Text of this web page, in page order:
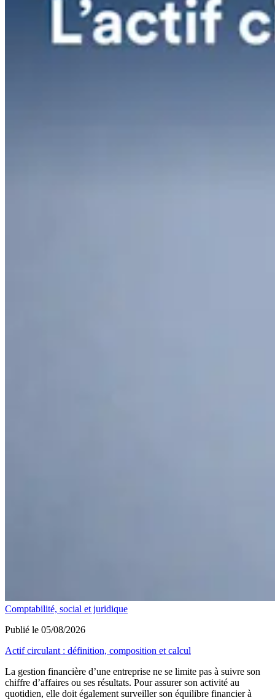
Comptabilité, social et juridique
Publié le 05/08/2026
Actif circulant : définition, composition et calcul
La gestion financière d’une entreprise ne se limite pas à suivre son
chiffre d’affaires ou ses résultats. Pour assurer son activité au
quotidien, elle doit également surveiller son équilibre financier à